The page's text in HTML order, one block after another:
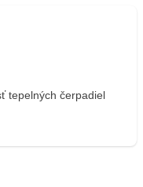
tepelných čerpadiel